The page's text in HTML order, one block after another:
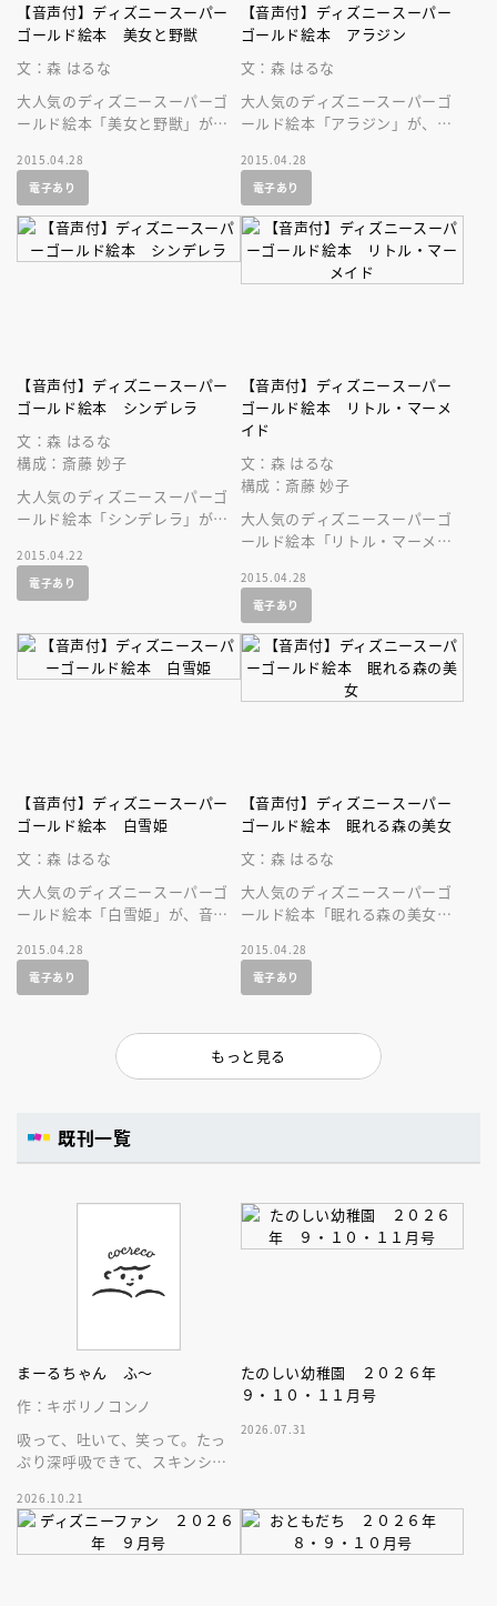
【音声付】ディズニースーパー
ゴールド絵本 美女と野獣
文：森 はるな
大人気のディズニースーパーゴ
ールド絵本「美女と野獣」が、
場です！
2015.04.28
電子あり
【音声付】ディズニースーパー
ゴールド絵本 アラジン
文：森 はるな
大人気のディズニースーパーゴ
ールド絵本「アラジン」が、美
です！ ディズニーの名作を持
ち歩こう！
2015.04.28
電子あり
【音声付】ディズニースーパー
ゴールド絵本 シンデレラ
文：森 はるな
構成：斎藤 妙子
大人気のディズニースーパーゴ
ールド絵本「シンデレラ」が、
す！
2015.04.22
電子あり
【音声付】ディズニースーパー
ゴールド絵本 リトル・マーメ
イド
文：森 はるな
構成：斎藤 妙子
大人気のディズニースーパーゴ
ールド絵本「リトル・マーメイ
なって登場です！ 名作を持ち
歩こう！
2015.04.28
電子あり
【音声付】ディズニースーパー
ゴールド絵本 白雪姫
文：森 はるな
大人気のディズニースーパーゴ
ールド絵本「白雪姫」が、音声
2015.04.28
電子あり
【音声付】ディズニースーパー
ゴールド絵本 眠れる森の美女
文：森 はるな
大人気のディズニースーパーゴ
ールド絵本「眠れる森の美女」
て登場です！不朽の名作を親子
で楽しもう！
2015.04.28
電子あり
もっと見る
既刊一覧
まーるちゃん ふ～
作：キボリノコンノ
吸って、吐いて、笑って。たっ
ぷり深呼吸できて、スキンシッ
家、キボリノコンノ初のファー
ストブック。
2026.10.21
たのしい幼稚園 ２０２６年
９・１０・１１月号
2026.07.31